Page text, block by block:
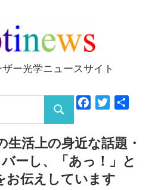
ー光学ニュースサイト
検
索
FacebookTwitter
生活上の身近な話題・
ーし、「あっ！」と
お伝えしています